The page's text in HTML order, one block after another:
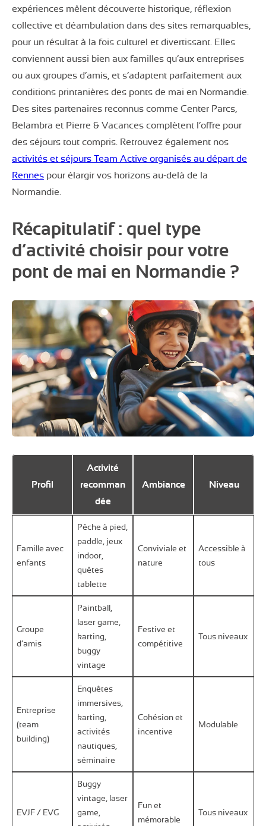
expériences mêlent découverte historique, réflexion
collective et déambulation dans des sites remarquables,
pour un résultat à la fois culturel et divertissant. Elles
conviennent aussi bien aux familles qu’aux entreprises
ou aux groupes d’amis, et s’adaptent parfaitement aux
conditions printanières des ponts de mai en Normandie.
Des sites partenaires reconnus comme Center Parcs,
Belambra et Pierre & Vacances complètent l’offre pour
des séjours tout compris. Retrouvez également nos
activités et séjours Team Active organisés au départ de
Rennes pour élargir vos horizons au-delà de la
Normandie.
Récapitulatif : quel type
d’activité choisir pour votre
pont de mai en Normandie ?
Profil
Activité
recomman
dée
Ambiance Niveau
Famille avec
enfants
Pêche à pied,
paddle, jeux
indoor,
quêtes
tablette
Conviviale et
nature
Accessible à
tous
Groupe
d’amis
Paintball,
laser game,
karting,
buggy
vintage
Festive et
compétitive
Tous niveaux
Entreprise
(team
building)
Enquêtes
immersives,
karting,
activités
nautiques,
séminaire
Cohésion et
incentive
Modulable
EVJF / EVG
Buggy
vintage, laser
game,
Fun et
mémorable
Tous niveaux